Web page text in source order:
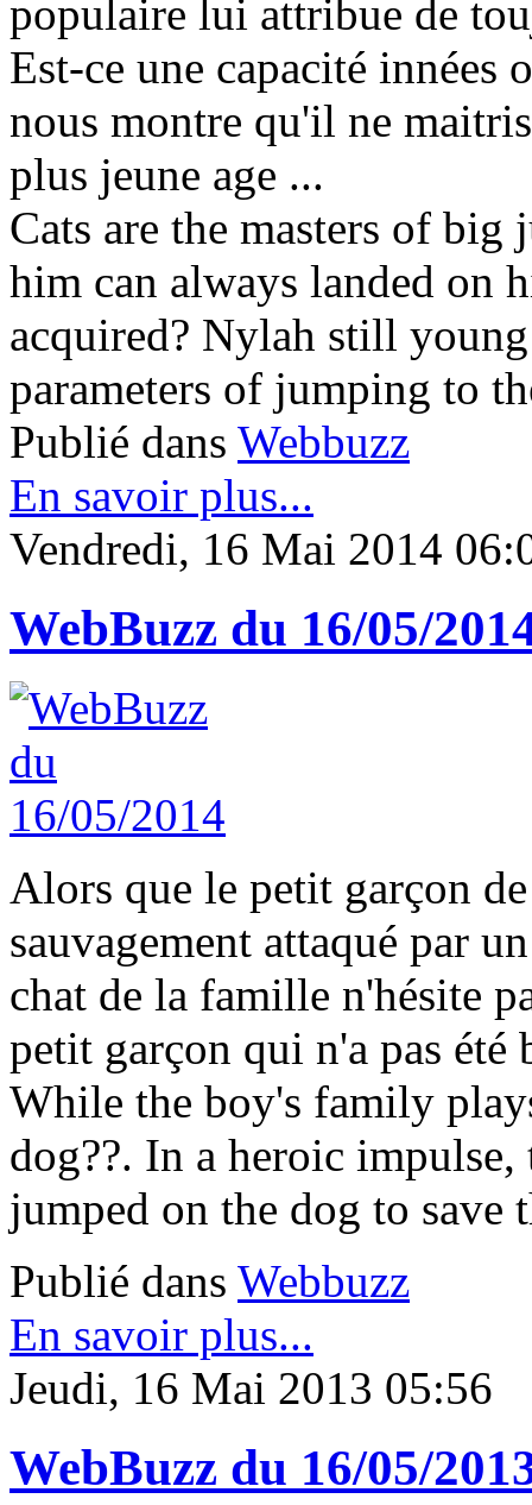
populaire lui attribue de
Est-ce une capacité innées
nous montre qu'il ne
plus jeune age ...
Cats are the masters of
him can always landed on
acquired? Nylah still
parameters of jumping to
Publié dans Webbuzz
En savoir plus...
Vendredi, 16 Mai 2014
WebBuzz du 16/05/
Alors que le petit garçon
sauvagement attaqué par
chat de la famille n'hésite
petit garçon qui n'a pas été
While the boy's family
dog??. In a heroic
jumped on the dog to
Publié dans Webbuzz
En savoir plus...
Jeudi, 16 Mai 2013 05:56
WebBuzz du 16/05/